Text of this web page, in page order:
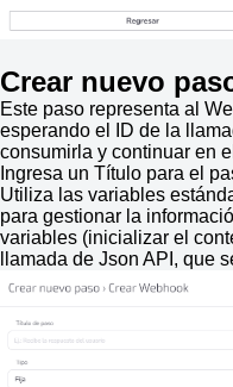
Crear nuevo
Este paso representa al
esperando el ID de la
consumirla y continuar en
Ingresa un Título para el
Utiliza las variables
para gestionar la
variables (inicializar el
llamada de Json API, que